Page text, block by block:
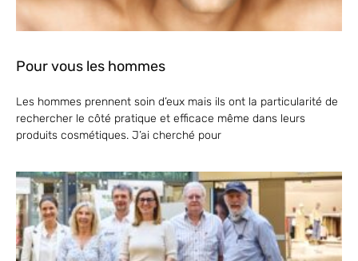
Pour vous les hommes
Les hommes prennent soin d’eux mais ils ont la particularité de
rechercher le côté pratique et efficace même dans leurs
produits cosmétiques. J’ai cherché pour